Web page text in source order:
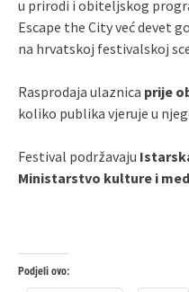
u prirodi i obiteljskog
Escape the City već devet
na hrvatskoj festivalskoj
Rasprodaja ulaznica prije
koliko publika vjeruje u
Festival podržavaju
Ministarstvo kulture i
Podjeli ovo: